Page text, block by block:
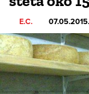
E.C. 07.05.2015.